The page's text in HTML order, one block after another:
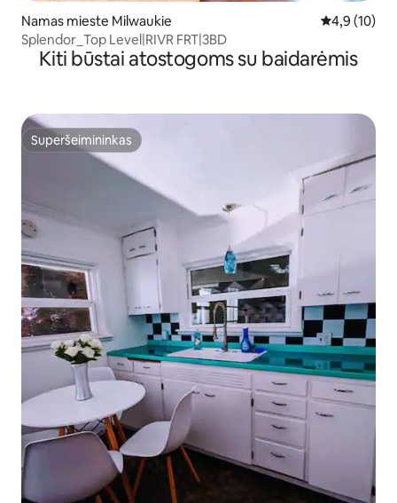
Namas mieste Milwaukie Vidutinis
4,9 (10)
Splendor_Top Level|RIVR FRT|3BD
Kiti būstai atostogoms su baidarėmis
Superšeimininkas
Superšeimininkas